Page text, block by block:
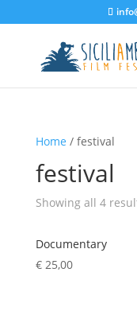
Home / festival
festival
Showing all 4
Documentary
€25,00